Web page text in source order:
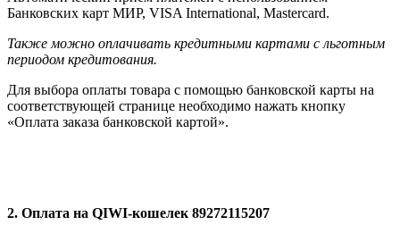
Банковских карт МИР, VISA International, Мastercard.
Также можно оплачивать кредитными картами с льготным
периодом кредитования.
Для выбора оплаты товара с помощью банковской карты на
соответствующей странице необходимо нажать кнопку
«Оплата заказа банковской картой».
2. Оплата на QIWI-кошелек 89272115207